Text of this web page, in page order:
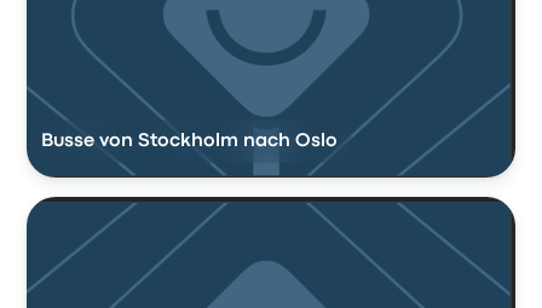
Busse von Stockholm nach Oslo